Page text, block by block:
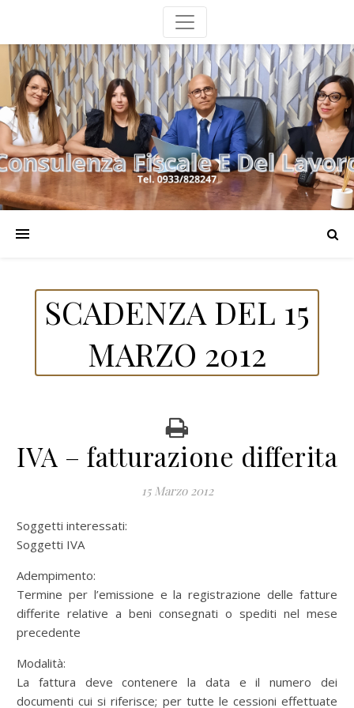
SCADENZA DEL 15
MARZO 2012
IVA – fatturazione differita
15 Marzo 2012
Soggetti interessati:
Soggetti IVA
Adempimento:
Termine per l’emissione e la registrazione delle fatture
differite relative a beni consegnati o spediti nel mese
precedente
Modalità:
La fattura deve contenere la data e il numero dei
documenti cui si riferisce; per tutte le cessioni effettuate